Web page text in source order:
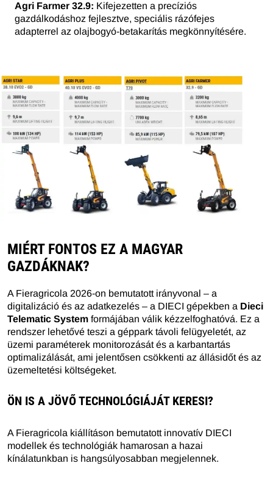
Agri Farmer 32.9: Kifejezetten a precíziós
gazdálkodáshoz fejlesztve, speciális rázófejes
adapterrel az olajbogyó-betakarítás megkönnyítésére.
MIÉRT FONTOS EZ A MAGYAR
GAZDÁKNAK?
A Fieragricola 2026-on bemutatott irányvonal – a
digitalizáció és az adatkezelés – a DIECI gépekben a Dieci
Telematic System formájában válik kézzelfoghatóvá. Ez a
rendszer lehetővé teszi a géppark távoli felügyeletét, az
üzemi paraméterek monitorozását és a karbantartás
optimalizálását, ami jelentősen csökkenti az állásidőt és az
üzemeltetési költségeket.
ÖN IS A JÖVŐ TECHNOLÓGIÁJÁT KERESI?
A Fieragricola kiállításon bemutatott innovatív DIECI
modellek és technológiák hamarosan a hazai
kínálatunkban is hangsúlyosabban megjelennek.